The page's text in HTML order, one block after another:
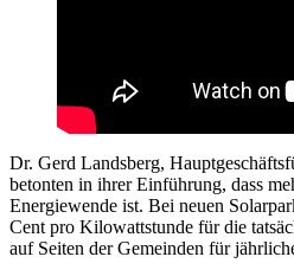
Dr. Gerd Landsberg,
betonten in ihrer Einführung, dass
Energiewende ist. Bei neuen
Cent pro Kilowattstunde für die
auf Seiten der Gemeinden für